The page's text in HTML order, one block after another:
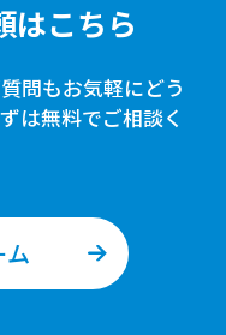
日祝を除く）
はこちら
問もお気軽にどう
は無料でご相談く